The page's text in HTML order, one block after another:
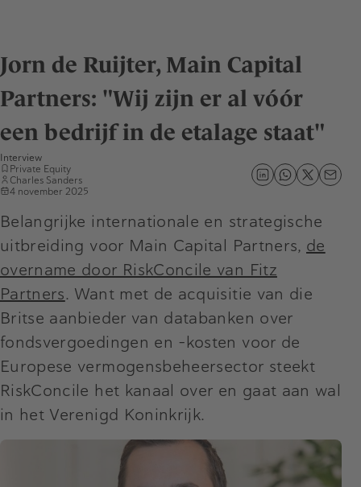
Jorn de Ruijter, Main Capital
Partners: "Wij zijn er al vóór
een bedrijf in de etalage staat"
Interview
Private Equity
Charles Sanders
4 november 2025
Belangrijke internationale en strategische
uitbreiding voor Main Capital Partners, de
overname door RiskConcile van Fitz
Partners. Want met de acquisitie van die
Britse aanbieder van databanken over
fondsvergoedingen en -kosten voor de
Europese vermogensbeheersector steekt
RiskConcile het kanaal over en gaat aan wal
in het Verenigd Koninkrijk.